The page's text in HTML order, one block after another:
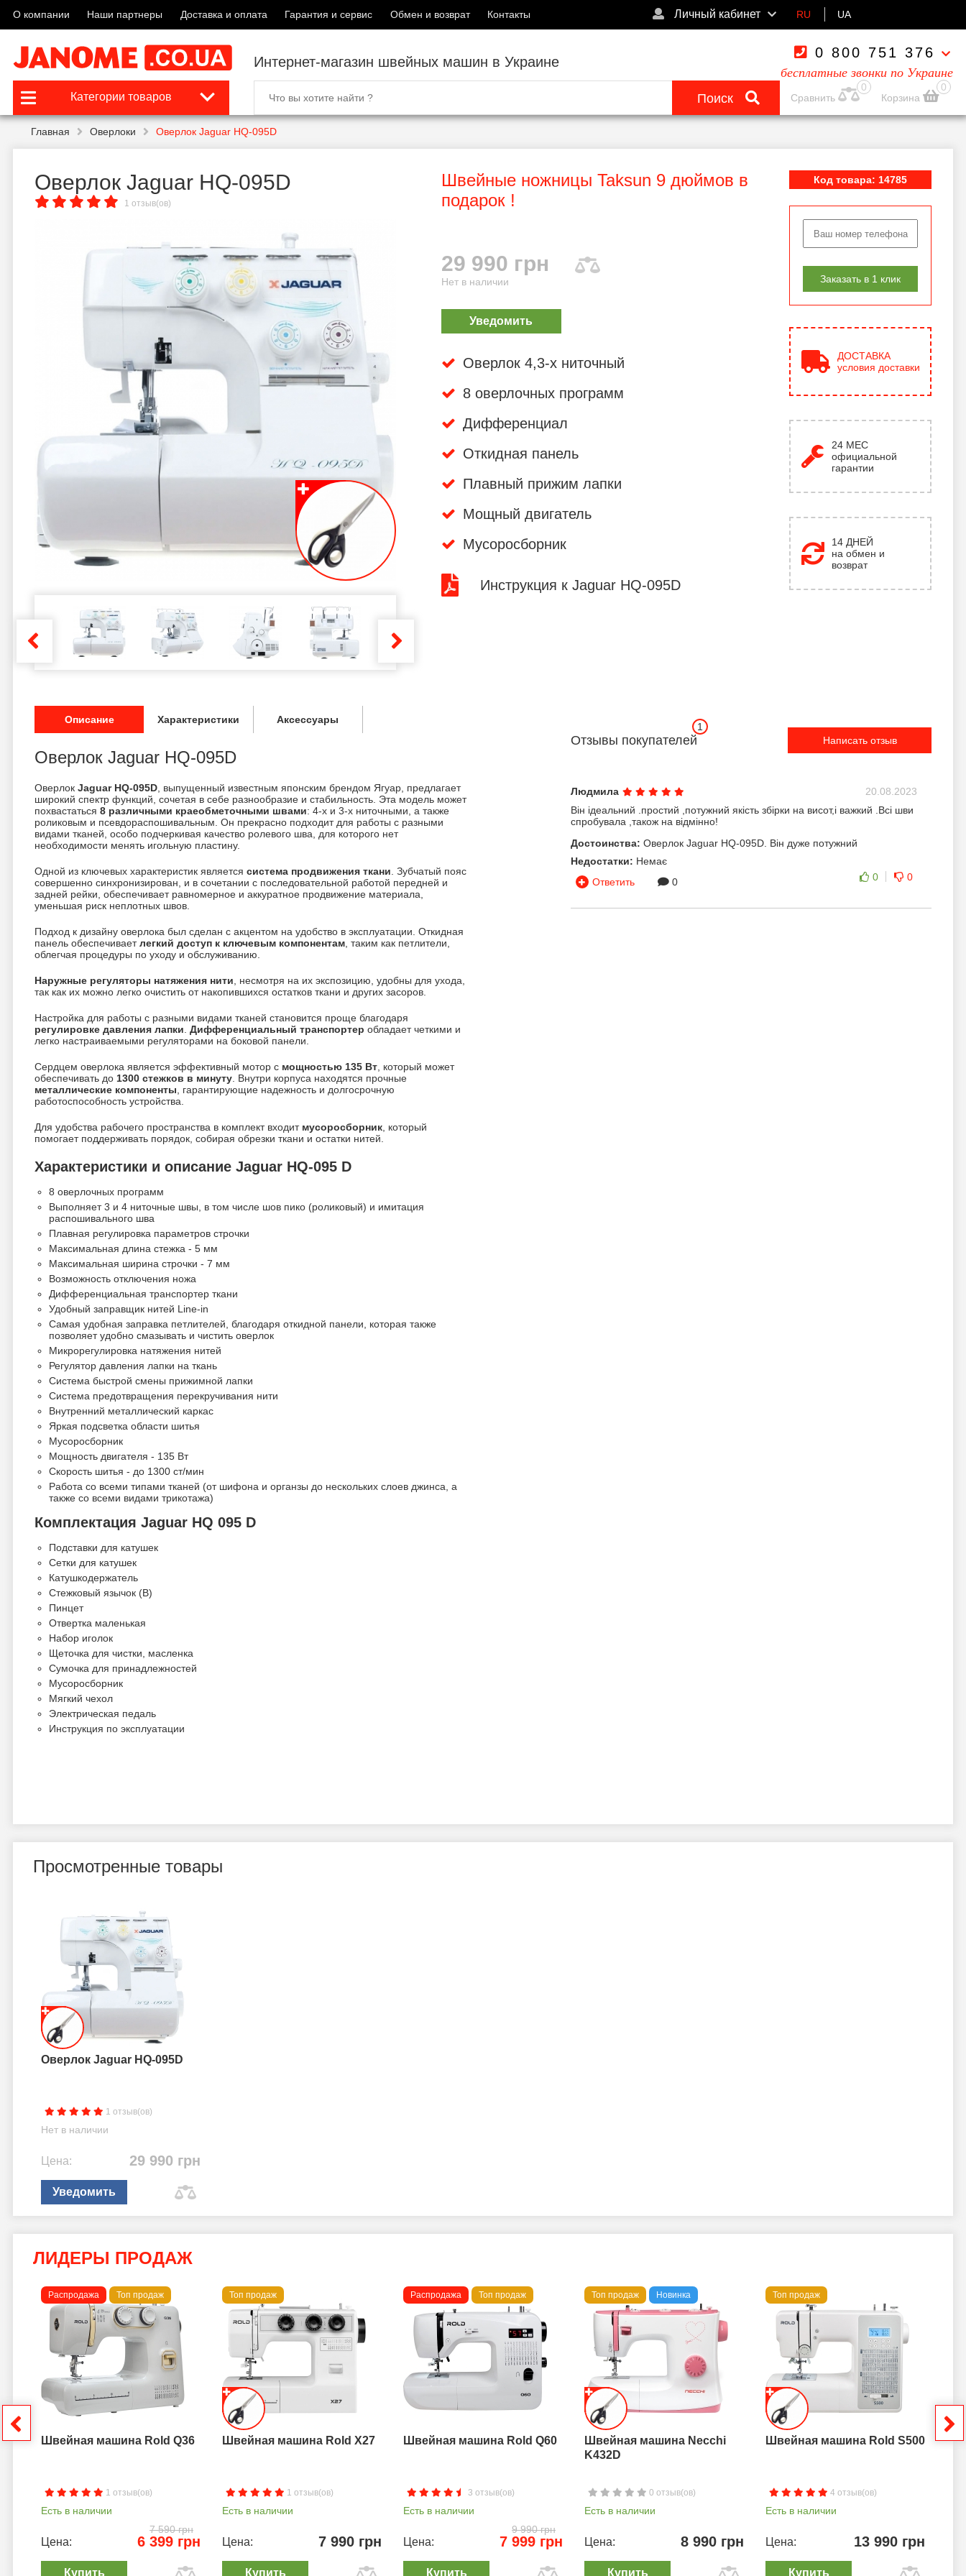
О компании Наши партнеры Доставка и оплата Гарантия и сервис Обмен и возврат Контакты Личный кабинет RU UA
Интернет-магазин швейных машин в Украине
0 800 751 376
бесплатные звонки по Украине
Категории товаров Поиск
0
Сравнить
0
Корзина
Главная Оверлоки Оверлок Jaguar HQ-095D
Оверлок Jaguar HQ-095D
1 отзыв(ов)
Швейные ножницы Taksun 9 дюймов в
подарок !
29 990 грн
Нет в наличии
Уведомить
Оверлок 4,3-х ниточный
8 оверлочных программ
Дифференциал
Откидная панель
Плавный прижим лапки
Мощный двигатель
Мусоросборник
Инструкция к Jaguar HQ-095D
Код товара: 14785
Заказать в 1 клик
ДОСТАВКА
условия доставки
24 МЕС
официальной
гарантии
14 ДНЕЙ
на обмен и
возврат
Описание Характеристики Аксессуары
Оверлок Jaguar HQ-095D
Оверлок Jaguar HQ-095D , выпущенный известным японским брендом Ягуар, предлагает
широкий спектр функций, сочетая в себе разнообразие и стабильность. Эта модель может
похвастаться 8 различными краеобметочными швами: 4-х и 3-х ниточными, а также
роликовым и псевдораспошивальным. Он прекрасно подходит для работы с разными
видами тканей, особо подчеркивая качество ролевого шва, для которого нет
необходимости менять игольную пластину.
Одной из ключевых характеристик является система продвижения ткани . Зубчатый пояс
совершенно синхронизирован, и в сочетании с последовательной работой передней и
задней рейки, обеспечивает равномерное и аккуратное продвижение материала,
уменьшая риск неплотных швов.
Подход к дизайну оверлока был сделан с акцентом на удобство в эксплуатации. Откидная
панель обеспечиваетлегкий доступ к ключевым компонентам , таким как петлители,
облегчая процедуры по уходу и обслуживанию.
Наружные регуляторы натяжения нити , несмотря на их экспозицию, удобны для ухода,
так как их можно легко очистить от накопившихся остатков ткани и других засоров.
Настройка для работы с разными видами тканей становится проще благодаря
регулировке давления лапки Дифференциальный транспортер обладает четкими и
легко настраиваемыми регуляторами на боковой панели.
Сердцем оверлока является эффективный мотор с мощностью 135 Вт , который может
обеспечивать до 1300 стежков в минуту . Внутри корпуса находятся прочные
металлические компоненты , гарантирующие надежность и долгосрочную
работоспособность устройства.
Для удобства рабочего пространства в комплект входит мусоросборник , который
помогает поддерживать порядок, собирая обрезки ткани и остатки нитей.
Характеристики и описание Jaguar HQ-095 D
8 оверлочных программ
Выполняет 3 и 4 ниточные швы, в том числе шов пико (роликовый) и имитация
распошивального шва
Плавная регулировка параметров строчки
Максимальная длина стежка - 5 мм
Максимальная ширина строчки - 7 мм
Возможность отключения ножа
Дифференциальная транспортер ткани
Удобный заправщик нитей Line-in
Самая удобная заправка петлителей, благодаря откидной панели, которая также
позволяет удобно смазывать и чистить оверлок
Микрорегулировка натяжения нитей
Регулятор давления лапки на ткань
Система быстрой смены прижимной лапки
Система предотвращения перекручивания нити
Внутренний металлический каркас
Яркая подсветка области шитья
Мусоросборник
Мощность двигателя - 135 Вт
Скорость шитья - до 1300 ст/мин
Работа со всеми типами тканей (от шифона и органзы до нескольких слоев джинса, а
также со всеми видами трикотажа)
Комплектация Jaguar HQ 095 D
Подставки для катушек
Сетки для катушек
Катушкодержатель
Стежковый язычок (В)
Пинцет
Отвертка маленькая
Набор иголок
Щеточка для чистки, масленка
Сумочка для принадлежностей
Мусоросборник
Мягкий чехол
Электрическая педаль
Инструкция по эксплуатации
Отзывы покупателей
1
Написать отзыв
Людмила
20.08.2023
Він ідеальний .простий ,потужний якість збірки на висот,і важкий .Всі шви
спробувала ,також на відмінно!
Достоинства: Оверлок Jaguar HQ-095D. Він дуже потужний
Недостатки: Немає
Ответить
0 0 0
Просмотренные товары
Оверлок Jaguar HQ-095D
1 отзыв(ов)
Нет в наличии
Цена: 29 990 грн
Уведомить
ЛИДЕРЫ ПРОДАЖ
Распродажа Топ продаж
Швейная машина Rold Q36
1 отзыв(ов)
Есть в наличии
7 590 грн
Цена: 6 399 грн
Купить
Топ продаж
Швейная машина Rold X27
1 отзыв(ов)
Есть в наличии
Цена: 7 990 грн
Купить
Распродажа Топ продаж
Швейная машина Rold Q60
3 отзыв(ов)
Есть в наличии
9 990 грн
Цена: 7 999 грн
Купить
Топ продаж Новинка
Швейная машина Necchi
K432D
0 отзыв(ов)
Есть в наличии
Цена: 8 990 грн
Купить
Топ продаж
Швейная машина Rold S500
4 отзыв(ов)
Есть в наличии
Цена: 13 990 грн
Купить